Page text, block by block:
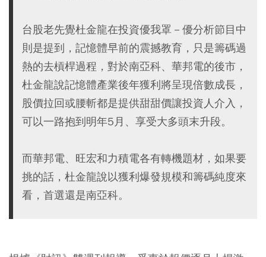
台股老先覺杜金龍在投資優我罩－優分析節目中
則是提到，記憶體早前的震撼教育，只是籌碼過
熱的去槓桿過程，對於南亞科、華邦電的後市，
杜金龍說記憶體產業後年獲利將呈現倍數成長，
股價拉回或腰斬都是提供甜甜價讓投資人介入，
可以一路抱到明年5月、享受大多頭末升段。
而華邦電、旺宏和力積電各有轉機題材，如果要
挑的話，杜金龍說以獲利爆發規模和籌碼純度來
看，首選還是南亞科。